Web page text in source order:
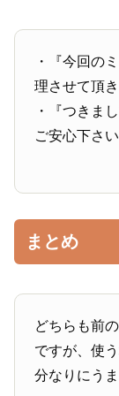
・『今回の
理させて頂き
・『つきま
ご安心下さい
まとめ
どちらも前
ですが、使
分なりにう